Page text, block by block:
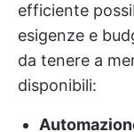
efficiente
esigenze e
da tenere a
disponibili: